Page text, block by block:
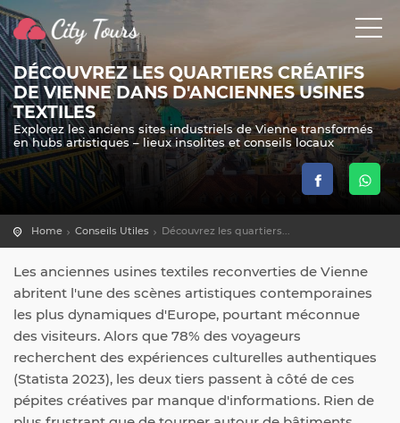
DÉCOUVREZ LES QUARTIERS CRÉATIFS
DE VIENNE DANS D'ANCIENNES USINES
TEXTILES
Explorez les anciens sites industriels de Vienne transformés
en hubs artistiques – lieux insolites et conseils locaux
Home Conseils Utiles Découvrez les quartiers...
Les anciennes usines textiles reconverties de Vienne
abritent l'une des scènes artistiques contemporaines
les plus dynamiques d'Europe, pourtant méconnue
des visiteurs. Alors que 78% des voyageurs
recherchent des expériences culturelles authentiques
(Statista 2023), les deux tiers passent à côté de ces
pépites créatives par manque d'informations. Rien de